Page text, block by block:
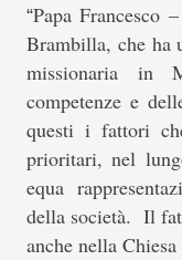
“Papa Francesco
Brambilla, che ha
missionaria in
competenze e
questi i fattori
prioritari, nel
equa
della società. Il
anche nella